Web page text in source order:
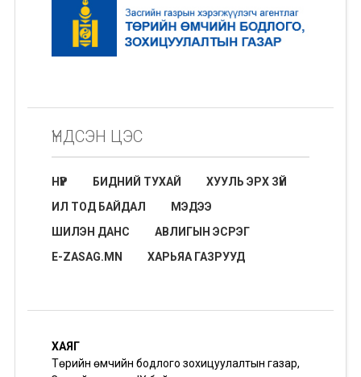
ҮНДСЭН ЦЭС
НҮҮР БИДНИЙ ТУХАЙ
ХУУЛЬ ЭРХ ЗҮЙ
ИЛ ТОД БАЙДАЛ
МЭДЭЭ
ШИЛЭН ДАНС
АВЛИГЫН ЭСРЭГ
E-ZASAG.MN
ХАРЬЯА ГАЗРУУД
ХАЯГ
Төрийн өмчийн бодлого зохицуулалтын газар,